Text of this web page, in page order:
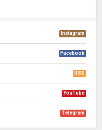
Instagram
Facebook
RSS
YouTube
Telegram